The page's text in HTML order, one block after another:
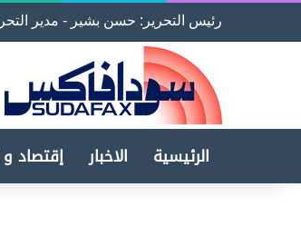
رئيس التحرير: حسن بشير - مدير
الرئيسية الاخبار إقتصاد